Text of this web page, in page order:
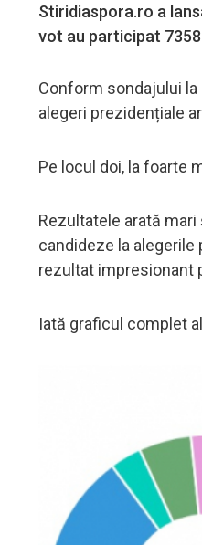
Stiridiaspora.ro a
vot au participat
Conform sondajului
alegeri prezidențiale
Pe locul doi, la foarte
Rezultatele arată
candideze la alegerile
rezultat impresionant
Iată graficul complet